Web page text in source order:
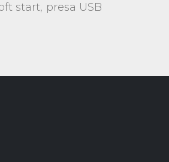
start, presa USB